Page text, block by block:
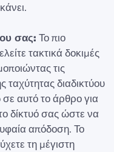
σας: Το πιο
τακτικά δοκιμές
τις
ταχύτητας διαδικτύου
αυτό το άρθρο για
δίκτυό σας ώστε να
απόδοση. Το
τη μέγιστη